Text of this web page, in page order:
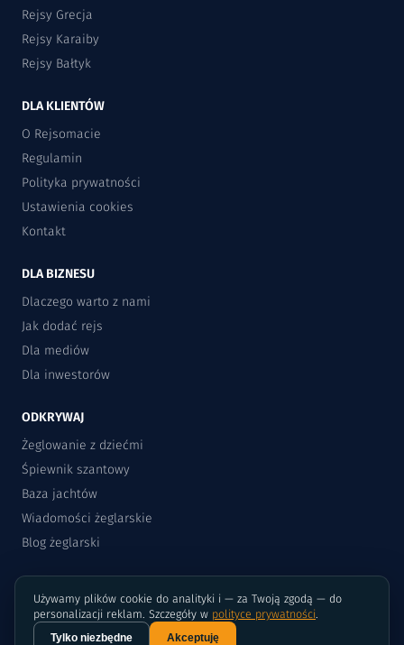
Używamy plików cookie do analityki i — za Twoją zgodą — do
personalizacji reklam. Szczegóły w polityce prywatności.
Tylko niezbędne Akceptuję
Rejsy Grecja
Rejsy Karaiby
Rejsy Bałtyk
DLA KLIENTÓW
O Rejsomacie
Regulamin
Polityka prywatności
Ustawienia cookies
Kontakt
DLA BIZNESU
Dlaczego warto z nami
Jak dodać rejs
Dla mediów
Dla inwestorów
ODKRYWAJ
Żeglowanie z dziećmi
Śpiewnik szantowy
Baza jachtów
Wiadomości żeglarskie
Blog żeglarski